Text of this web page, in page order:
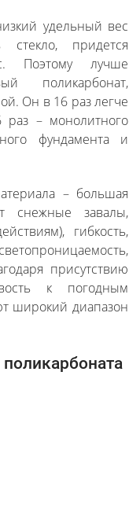
удельный вес
стекло, придется
Поэтому лучше
поликарбонат,
Он в 16 раз легче
раз – монолитного
фундамента и
– большая
снежные завалы,
гибкость,
присутствию
к погодным
широкий диапазон